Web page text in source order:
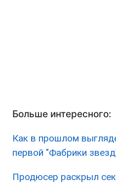
Больше интересного:
Как в прошлом
первой "Фабрики
Продюсер раскрыл